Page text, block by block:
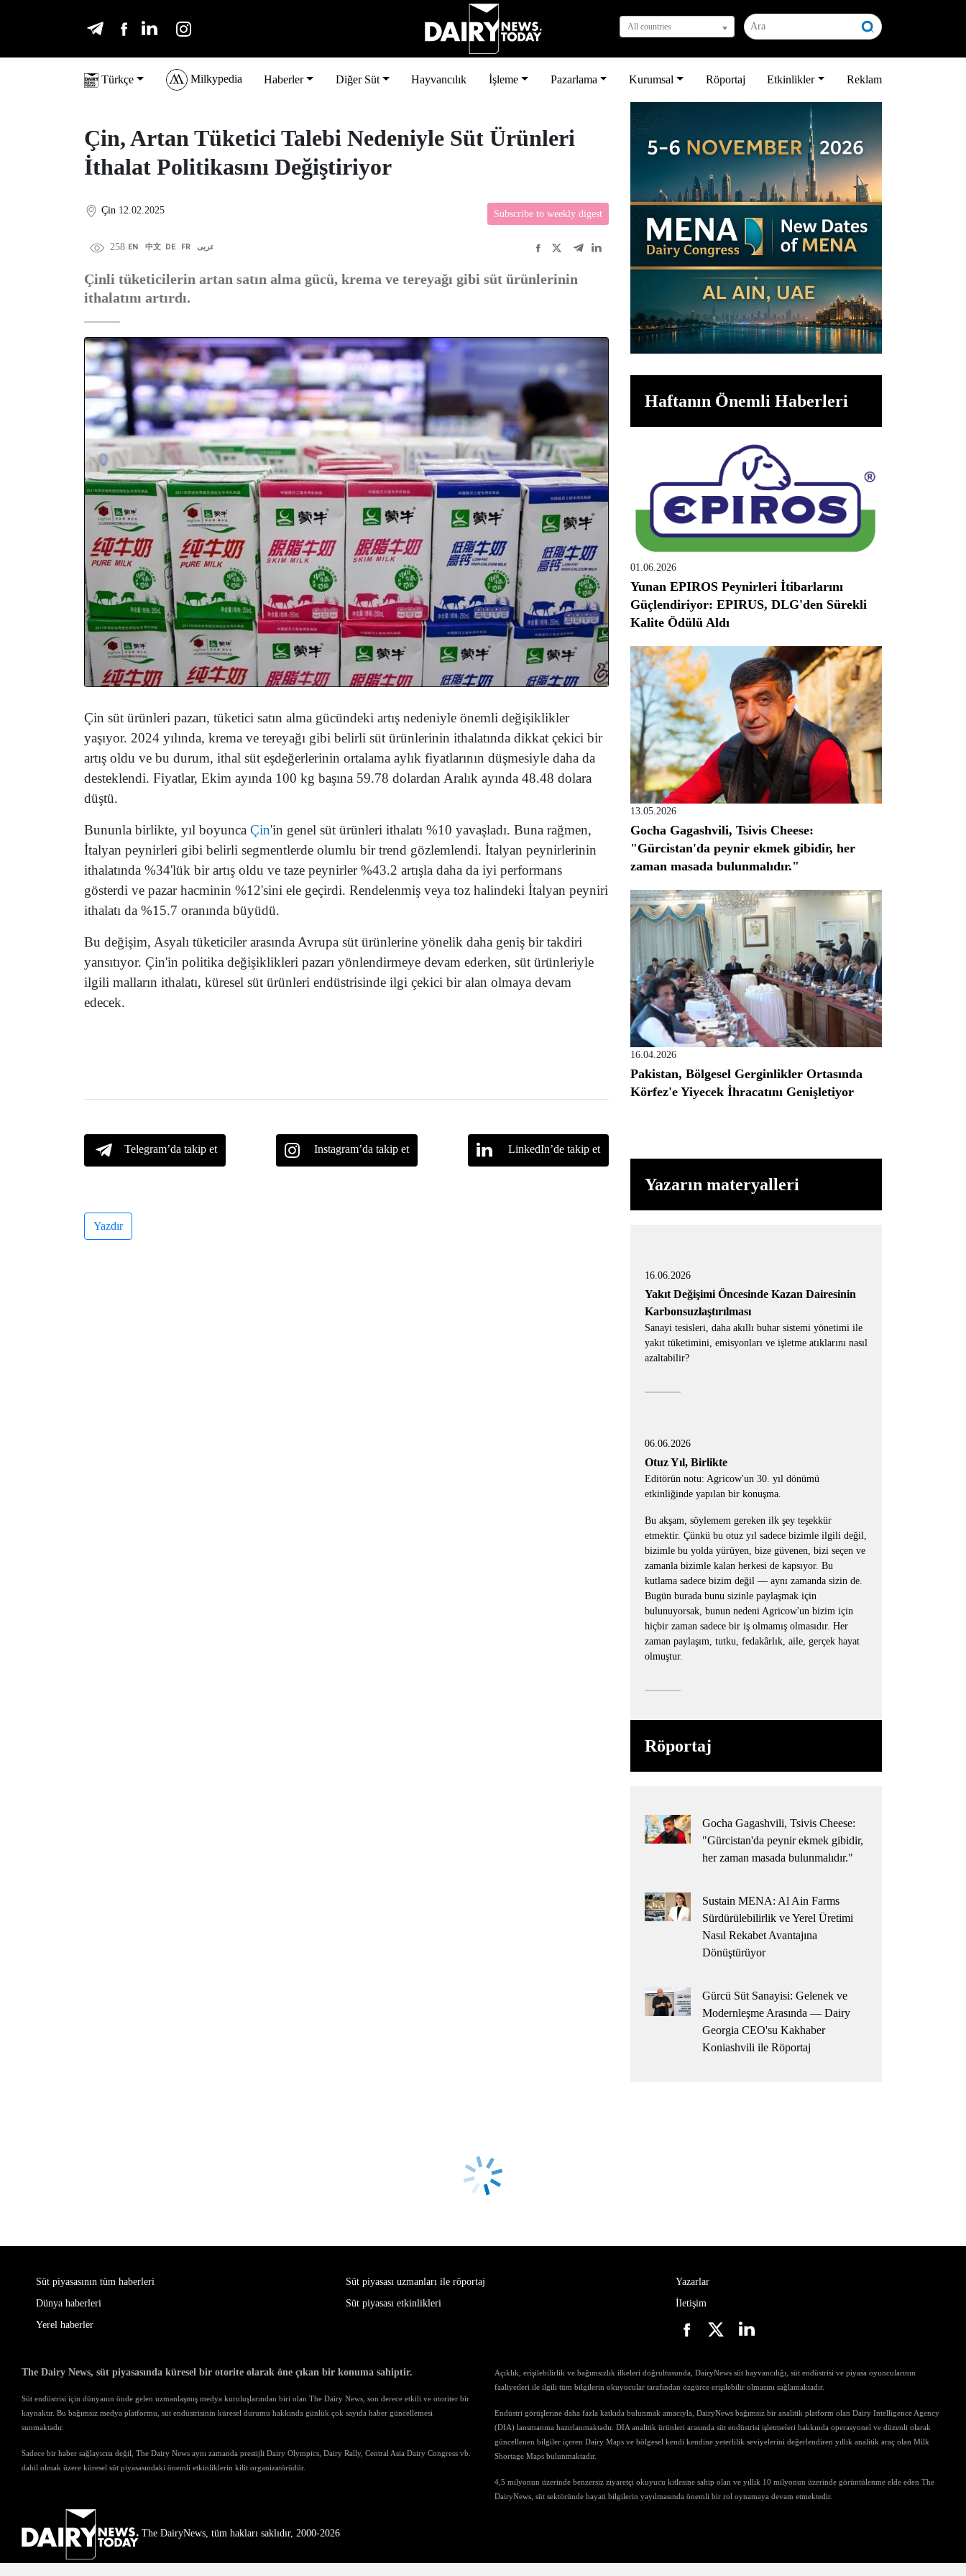
All countries
Türkçe Milkypedia Haberler Diğer Süt Hayvancılık İşleme Pazarlama Kurumsal Röportaj Etkinlikler Reklam
Çin, Artan Tüketici Talebi Nedeniyle Süt Ürünleri
İthalat Politikasını Değiştiriyor
Çin 12.02.2025 Subscribe to weekly digest
258 EN 中文 DE FR عربى
Çinli tüketicilerin artan satın alma gücü, krema ve tereyağı gibi süt ürünlerinin
ithalatını artırdı.
Çin süt ürünleri pazarı, tüketici satın alma gücündeki artış nedeniyle önemli değişiklikler
yaşıyor. 2024 yılında, krema ve tereyağı gibi belirli süt ürünlerinin ithalatında dikkat çekici bir
artış oldu ve bu durum, ithal süt eşdeğerlerinin ortalama aylık fiyatlarının düşmesiyle daha da
desteklendi. Fiyatlar, Ekim ayında 100 kg başına 59.78 dolardan Aralık ayında 48.48 dolara
düştü.
Bununla birlikte, yıl boyunca Çin'in genel süt ürünleri ithalatı %10 yavaşladı. Buna rağmen,
İtalyan peynirleri gibi belirli segmentlerde olumlu bir trend gözlemlendi. İtalyan peynirlerinin
ithalatında %34'lük bir artış oldu ve taze peynirler %43.2 artışla daha da iyi performans
gösterdi ve pazar hacminin %12'sini ele geçirdi. Rendelenmiş veya toz halindeki İtalyan peyniri
ithalatı da %15.7 oranında büyüdü.
Bu değişim, Asyalı tüketiciler arasında Avrupa süt ürünlerine yönelik daha geniş bir takdiri
yansıtıyor. Çin'in politika değişiklikleri pazarı yönlendirmeye devam ederken, süt ürünleriyle
ilgili malların ithalatı, küresel süt ürünleri endüstrisinde ilgi çekici bir alan olmaya devam
edecek.
Telegram’da takip et Instagram’da takip et LinkedIn’de takip et
Yazdır
Haftanın Önemli Haberleri
01.06.2026
Yunan EPIROS Peynirleri İtibarlarını
Güçlendiriyor: EPIRUS, DLG'den Sürekli
Kalite Ödülü Aldı
13.05.2026
Gocha Gagashvili, Tsivis Cheese:
"Gürcistan'da peynir ekmek gibidir, her
zaman masada bulunmalıdır."
16.04.2026
Pakistan, Bölgesel Gerginlikler Ortasında
Körfez'e Yiyecek İhracatını Genişletiyor
Yazarın materyalleri
16.06.2026
Yakıt Değişimi Öncesinde Kazan Dairesinin
Karbonsuzlaştırılması
Sanayi tesisleri, daha akıllı buhar sistemi yönetimi ile
yakıt tüketimini, emisyonları ve işletme atıklarını nasıl
azaltabilir?
06.06.2026
Otuz Yıl, Birlikte
Editörün notu: Agricow'un 30. yıl dönümü
etkinliğinde yapılan bir konuşma.
Bu akşam, söylemem gereken ilk şey teşekkür
etmektir. Çünkü bu otuz yıl sadece bizimle ilgili değil,
bizimle bu yolda yürüyen, bize güvenen, bizi seçen ve
zamanla bizimle kalan herkesi de kapsıyor. Bu
kutlama sadece bizim değil — aynı zamanda sizin de.
Bugün burada bunu sizinle paylaşmak için
bulunuyorsak, bunun nedeni Agricow'un bizim için
hiçbir zaman sadece bir iş olmamış olmasıdır. Her
zaman paylaşım, tutku, fedakârlık, aile, gerçek hayat
olmuştur.
Röportaj
Gocha Gagashvili, Tsivis Cheese:
"Gürcistan'da peynir ekmek gibidir,
her zaman masada bulunmalıdır."
Sustain MENA: Al Ain Farms
Sürdürülebilirlik ve Yerel Üretimi
Nasıl Rekabet Avantajına
Dönüştürüyor
Gürcü Süt Sanayisi: Gelenek ve
Modernleşme Arasında — Dairy
Georgia CEO'su Kakhaber
Koniashvili ile Röportaj
Süt piyasasının tüm haberleri
Dünya haberleri
Yerel haberler
Süt piyasası uzmanları ile röportaj
Süt piyasası etkinlikleri
Yazarlar
İletişim
The Dairy News, süt piyasasında küresel bir otorite olarak öne çıkan bir konuma sahiptir.
Süt endüstrisi için dünyanın önde gelen uzmanlaşmış medya kuruluşlarından biri olan The Dairy News, son derece etkili ve otoriter bir
kaynaktır. Bu bağımsız medya platformu, süt endüstrisinin küresel durumu hakkında günlük çok sayıda haber güncellemesi
sunmaktadır.
Sadece bir haber sağlayıcısı değil, The Dairy News aynı zamanda prestijli Dairy Olympics, Dairy Rally, Central Asia Dairy Congress vb.
dahil olmak üzere küresel süt piyasasındaki önemli etkinliklerin kilit organizatörüdür.
The DairyNews, tüm hakları saklıdır, 2000-2026
Açıklık, erişilebilirlik ve bağımsızlık ilkeleri doğrultusunda, DairyNews süt hayvancılığı, süt endüstrisi ve piyasa oyuncularının
faaliyetleri ile ilgili tüm bilgilerin okuyucular tarafından özgürce erişilebilir olmasını sağlamaktadır.
Endüstri görüşlerine daha fazla katkıda bulunmak amacıyla, DairyNews bağımsız bir analitik platform olan Dairy Intelligence Agency
(DIA) lansmanına hazırlanmaktadır. DIA analitik ürünleri arasında süt endüstrisi işletmeleri hakkında operasyonel ve düzenli olarak
güncellenen bilgiler içeren Dairy Maps ve bölgesel kendi kendine yeterlilik seviyelerini değerlendiren yıllık analitik araç olan Milk
Shortage Maps bulunmaktadır.
4,5 milyonun üzerinde benzersiz ziyaretçi okuyucu kitlesine sahip olan ve yıllık 10 milyonun üzerinde görüntülenme elde eden The
DairyNews, süt sektöründe hayati bilgilerin yayılmasında önemli bir rol oynamaya devam etmektedir.